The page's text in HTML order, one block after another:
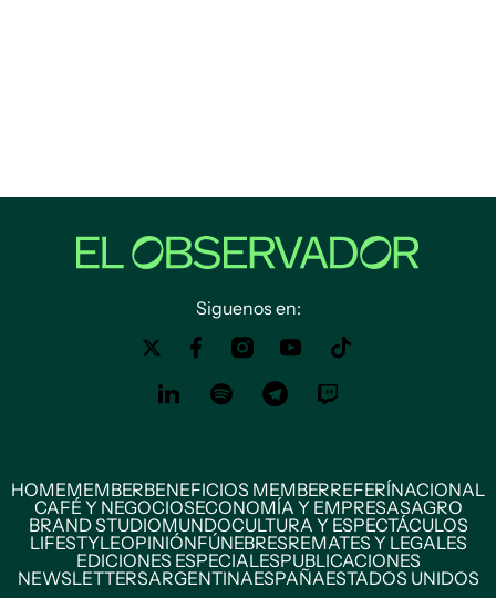
Siguenos en:
HOMEMEMBERBENEFICIOS MEMBERREFERÍNACIONAL
CAFÉ Y NEGOCIOSECONOMÍA Y EMPRESASAGRO
BRAND STUDIOMUNDOCULTURA Y ESPECTÁCULOS
LIFESTYLEOPINIÓNFÚNEBRESREMATES Y LEGALES
EDICIONES ESPECIALESPUBLICACIONES
NEWSLETTERSARGENTINAESPAÑAESTADOS UNIDOS